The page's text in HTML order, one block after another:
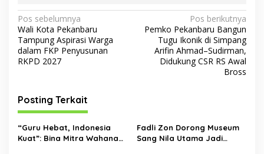
N
a
v
a
s
i
Pos sebelumnya
Wali Kota Pekanbaru
Tampung Aspirasi Warga
dalam FKP Penyusunan
RKPD 2027
Pos berikutnya
Pemko Pekanbaru Bangun
Tugu Ikonik di Simpang
Arifin Ahmad–Sudirman,
Didukung CSR RS Awal
Bross
Posting Terkait
“Guru Hebat, Indonesia
Kuat”: Bina Mitra Wahana
Fadli Zon Dorong Museum
Sang Nila Utama Jadi